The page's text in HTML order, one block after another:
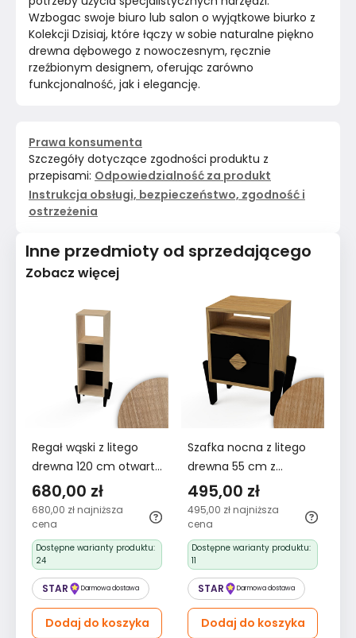
Wzbogac swoje biuro lub salon o wyjątkowe biurko z
Kolekcji Dzisiaj, które łączy w sobie naturalne piękno
drewna dębowego z nowoczesnym, ręcznie
rzeźbionym designem, oferując zarówno
funkcjonalność, jak i elegancję.
Prawa konsumenta
Szczegóły dotyczące zgodności produktu z
przepisami: Odpowiedzialność za produkt
Instrukcja obsługi, bezpieczeństwo, zgodność i
ostrzeżenia
Inne przedmioty od sprzedającego
Zobacz więcej
Regał wąski z litego
drewna 120 cm otwarty
do biura salonu jesion
olejowany biały -
Kolekcja Jutro
680,00 zł
680,00 zł najniższa
cena
Dostępne warianty produktu:
24
STAR Darmowa dostawa
Dodaj do koszyka
Szafka nocna z litego
drewna 55 cm z
szufladami jesion
olejowany do sypialni -
Kolekcja Jutro
495,00 zł
495,00 zł najniższa
cena
Dostępne warianty produktu:
11
STAR Darmowa dostawa
Dodaj do koszyka